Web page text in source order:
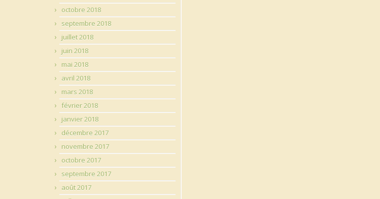
octobre 2018
septembre 2018
juillet 2018
juin 2018
mai 2018
avril 2018
mars 2018
février 2018
janvier 2018
décembre 2017
novembre 2017
octobre 2017
septembre 2017
août 2017